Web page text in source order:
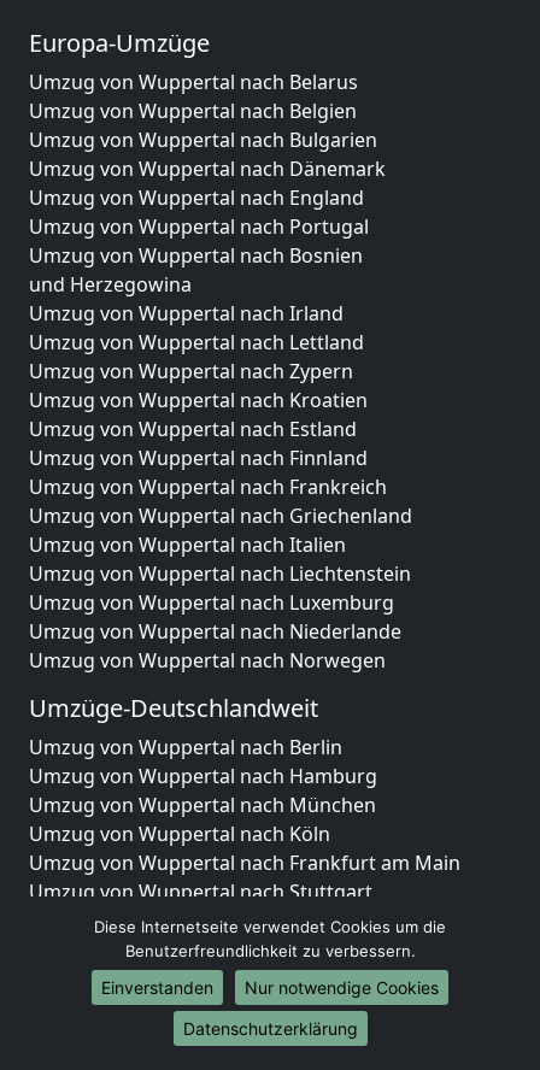
Europa-Umzüge
Umzug von Wuppertal nach Belarus
Umzug von Wuppertal nach Belgien
Umzug von Wuppertal nach Bulgarien
Umzug von Wuppertal nach Dänemark
Umzug von Wuppertal nach England
Umzug von Wuppertal nach Portugal
Umzug von Wuppertal nach Bosnien
und Herzegowina
Umzug von Wuppertal nach Irland
Umzug von Wuppertal nach Lettland
Umzug von Wuppertal nach Zypern
Umzug von Wuppertal nach Kroatien
Umzug von Wuppertal nach Estland
Umzug von Wuppertal nach Finnland
Umzug von Wuppertal nach Frankreich
Umzug von Wuppertal nach Griechenland
Umzug von Wuppertal nach Italien
Umzug von Wuppertal nach Liechtenstein
Umzug von Wuppertal nach Luxemburg
Umzug von Wuppertal nach Niederlande
Umzug von Wuppertal nach Norwegen
Umzüge-Deutschlandweit
Umzug von Wuppertal nach Berlin
Umzug von Wuppertal nach Hamburg
Umzug von Wuppertal nach München
Umzug von Wuppertal nach Köln
Umzug von Wuppertal nach Frankfurt am Main
Umzug von Wuppertal nach Stuttgart
Umzug von Wuppertal nach Düsseldorf
Umzug von Wuppertal nach Leipzig
Umzug von Wuppertal nach Dortmund
Umzug von Wuppertal nach Essen
Umzug von Wuppertal nach Bremen
Diese Internetseite verwendet Cookies um die
Benutzerfreundlichkeit zu verbessern.
Einverstanden
Nur notwendige Cookies
Datenschutzerklärung